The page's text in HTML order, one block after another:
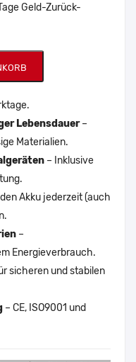
Geld-Zurück-
Lebensdauer–
Materialien.
– Inklusive
Akku jederzeit (auch
–
Energieverbrauch.
sicheren und stabilen
– CE, ISO9001 und